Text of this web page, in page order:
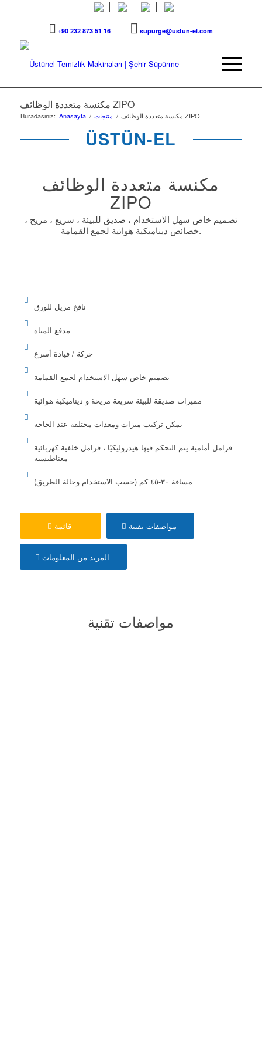
+90 232 873 51 16 supurge@ustun-el.com
مكنسة متعددة الوظائف ZIPO
Buradasınız: Anasayfa / منتجات / مكنسة متعددة الوظائف ZIPO
ÜSTÜN-EL
مكنسة متعددة الوظائف
ZIPO
تصميم خاص سهل الاستخدام ، صديق للبيئة ، سريع ، مريح ،
خصائص ديناميكية هوائية لجمع القمامة.
نافخ مزيل للورق
مدفع المياه
حركة / قيادة أسرع
تصميم خاص سهل الاستخدام لجمع القمامة
مميزات صديقة للبيئة سريعة مريحة و ديناميكية هوائية
يمكن تركيب ميزات ومعدات مختلفة عند الحاجة
فرامل أمامية يتم التحكم فيها هيدروليكيًا ، فرامل خلفية كهربائية
مغناطيسية
مسافة ٣٠-٤٥ كم (حسب الاستخدام وحالة الطريق)
قائمة مواصفات تقنية
المزيد من المعلومات
مواصفات تقنية